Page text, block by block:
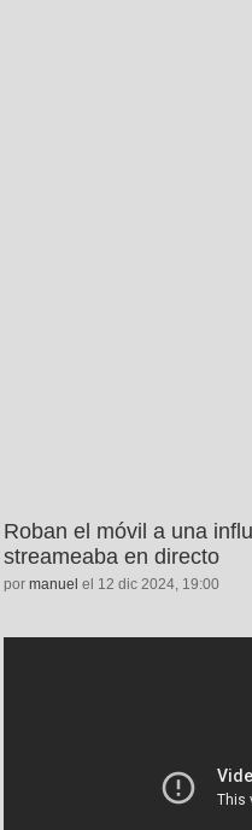
Roban el móvil a una
streameaba en directo
por manuel el 12 dic 2024, 19:00